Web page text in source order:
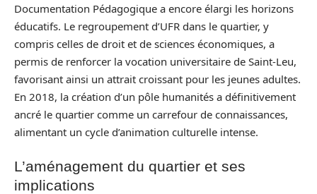
Documentation Pédagogique a encore élargi les horizons
éducatifs. Le regroupement d’UFR dans le quartier, y
compris celles de droit et de sciences économiques, a
permis de renforcer la vocation universitaire de Saint-Leu,
favorisant ainsi un attrait croissant pour les jeunes adultes.
En 2018, la création d’un pôle humanités a définitivement
ancré le quartier comme un carrefour de connaissances,
alimentant un cycle d’animation culturelle intense.
L’aménagement du quartier et ses
implications